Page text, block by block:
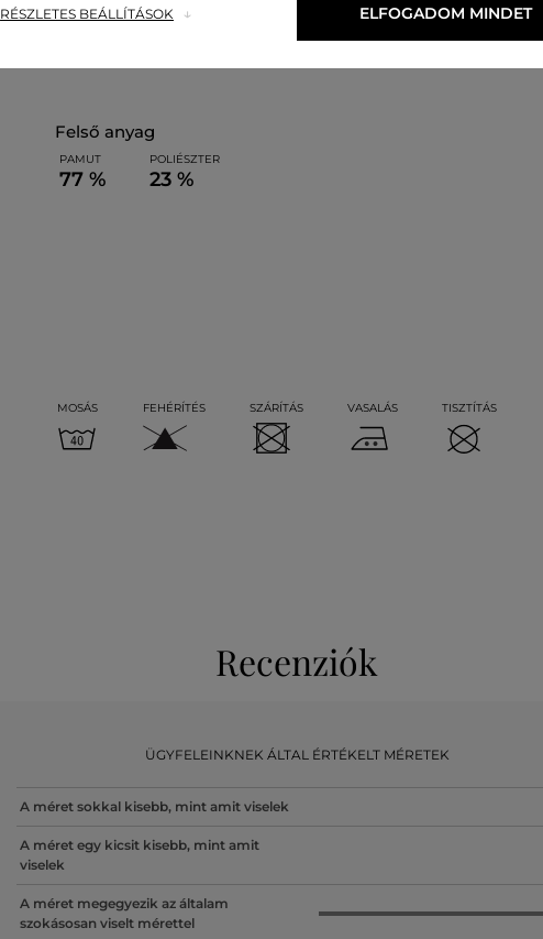
felső anyag
PAMUT
77 %
POLIÉSZTER
23 %
MOSÁS FEHÉRÍTÉS SZÁRÍTÁS VASALÁS TISZTÍTÁS
Recenziók
ÜGYFELEINKNEK ÁLTAL ÉRTÉKELT MÉRETEK
A méret sokkal kisebb, mint amit viselek
A méret egy kicsit kisebb, mint amit
viselek
A méret megegyezik az általam
szokásosan viselt mérettel
RÉSZLETES BEÁLLÍTÁSOK ELFOGADOM MINDET